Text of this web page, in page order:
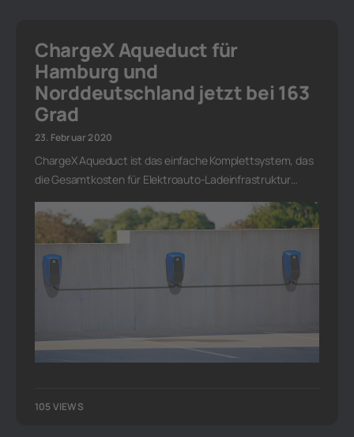
ChargeX Aqueduct für
Hamburg und
Norddeutschland jetzt bei 163
Grad
23. Februar 2020
ChargeX Aqueduct ist das einfache Komplettsystem, das
die Gesamtkosten für Elektroauto-Ladeinfrastruktur…
105 VIEWS